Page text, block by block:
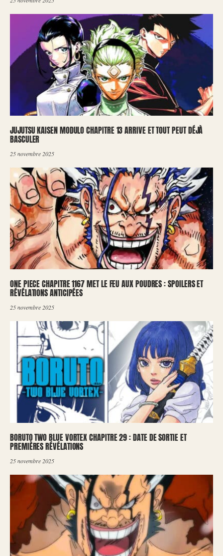
JUJUTSU KAISEN MODULO CHAPITRE 13 ARRIVE ET TOUT PEUT DÉJÀ
BASCULER
25 novembre 2025
ONE PIECE CHAPITRE 1167 MET LE FEU AUX POUDRES : SPOILERS ET
RÉVÉLATIONS ANTICIPÉES
25 novembre 2025
BORUTO TWO BLUE VORTEX CHAPITRE 29 : DATE DE SORTIE ET
PREMIÈRES RÉVÉLATIONS
25 novembre 2025